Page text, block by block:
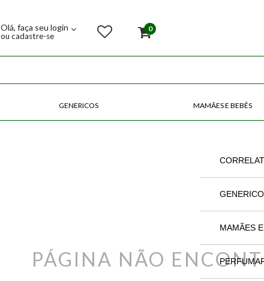
Olá, faça seu login
ou cadastre-se
0
GENERICOS MAMÃES E BEBÊS
MAMÃES
PÁGINA NÃO